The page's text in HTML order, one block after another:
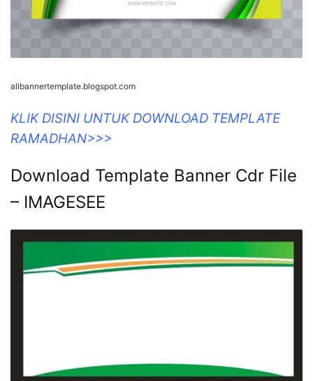
allbannertemplate.blogspot.com
KLIK DISINI UNTUK DOWNLOAD TEMPLATE
RAMADHAN>>>
Download Template Banner Cdr File
– IMAGESEE